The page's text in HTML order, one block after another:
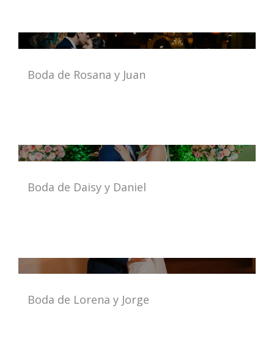
Boda de Rosana y Juan
Boda de Daisy y Daniel
Boda de Lorena y Jorge